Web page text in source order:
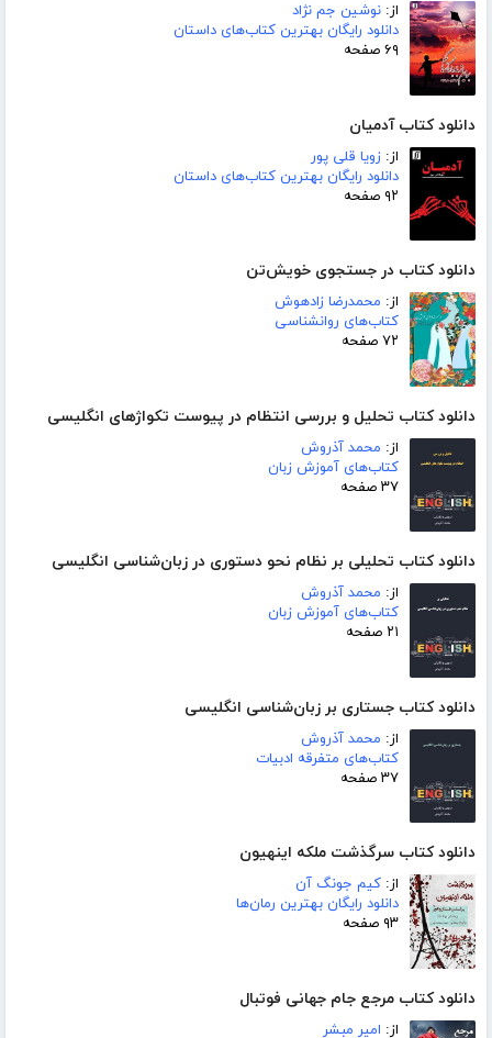
از: نوشین جم نژاد
دانلود رایگان بهترین کتاب‌های داستان
۶۹ صفحه
دانلود کتاب آدمیان
از: زویا قلی پور
دانلود رایگان بهترین کتاب‌های داستان
۹۲ صفحه
دانلود کتاب در جستجوی خویش‌تن
از: محمدرضا زادهوش
کتاب‌های روانشناسی
۷۲ صفحه
دانلود کتاب تحلیل و بررسی انتظام در پیوست تکواژهای انگلیسی
از: محمد آذروش
کتاب‌های آموزش زبان
۳۷ صفحه
دانلود کتاب تحلیلی بر نظام نحو دستوری در زبان‌شناسی انگلیسی
از: محمد آذروش
کتاب‌های آموزش زبان
۲۱ صفحه
دانلود کتاب جستاری بر زبان‌شناسی انگلیسی
از: محمد آذروش
کتاب‌های متفرقه ادبیات
۳۷ صفحه
دانلود کتاب سرگذشت ملکه اینهیون
از: کیم جونگ آن
دانلود رایگان بهترین رمان‌ها
۹۳ صفحه
دانلود کتاب مرجع جام جهانی فوتبال
از: امیر مبشر